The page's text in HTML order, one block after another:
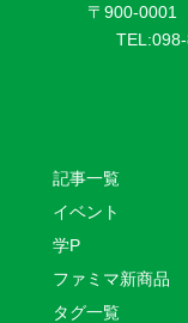
〒900-0001
記事一覧
イベント
学P
ファミマ新商品
タグ一覧